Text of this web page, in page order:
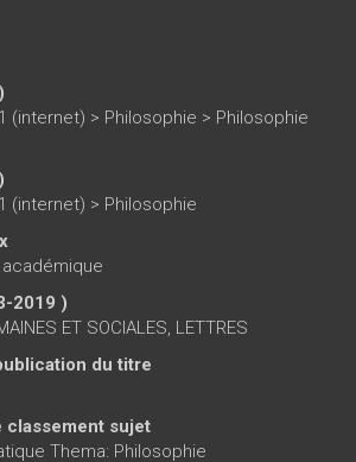
(internet) > Philosophie > Philosophie
(internet) > Philosophie
2019 )
ET SOCIALES, LETTRES
du titre
classement sujet
Thema: Philosophie